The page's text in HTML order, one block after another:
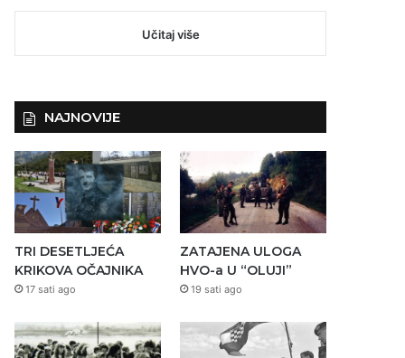
Učitaj više
NAJNOVIJE
TRI DESETLJEĆA
KRIKOVA OČAJNIKA
17 sati ago
ZATAJENA ULOGA
HVO-a U “OLUJI”
19 sati ago